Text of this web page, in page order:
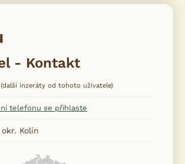
- Kontakt
(další inzeráty od tohoto uživatele)
telefonu se přihlaste
Kolín